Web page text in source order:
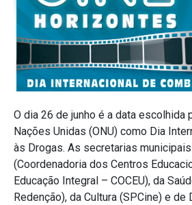
O dia 26 de junho é a data escolhida
Nações Unidas (ONU) como Dia
às Drogas. As secretarias
(Coordenadoria dos Centros
Educação Integral – COCEU), da
Redenção), da Cultura (SPCine) e